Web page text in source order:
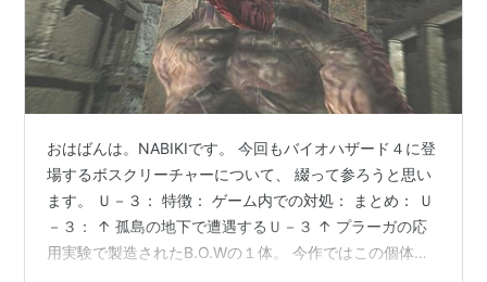
おはばんは。NABIKIです。 今回もバイオハザード４に登
場するボスクリーチャーについて、 綴って参ろうと思い
ます。 Ｕ－３： 特徴： ゲーム内での対処： まとめ： Ｕ
－３： ↑ 孤島の地下で遭遇するＵ－３ ↑ プラーガの応
用実験で製造されたB.O.Wの１体。 今作ではこの個体だ